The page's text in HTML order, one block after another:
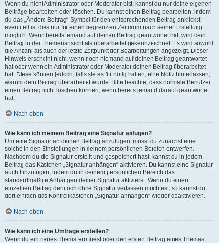
Wenn du nicht Administrator oder Moderator bist, kannst du nur deine eigenen
Beiträge bearbeiten oder löschen. Du kannst einen Beitrag bearbeiten, indem
du das „Ändere Beitrag“-Symbol für den entsprechenden Beitrag anklickst;
eventuell ist dies nur für einen begrenzten Zeitraum nach seiner Erstellung
möglich. Wenn bereits jemand auf deinen Beitrag geantwortet hat, wird dein
Beitrag in der Themenansicht als überarbeitet gekennzeichnet. Es wird sowohl
die Anzahl als auch der letzte Zeitpunkt der Bearbeitungen angezeigt. Dieser
Hinweis erscheint nicht, wenn noch niemand auf deinen Beitrag geantwortet
hat oder wenn ein Administrator oder Moderator deinen Beitrag überarbeitet
hat. Diese können jedoch, falls sie es für nötig halten, eine Notiz hinterlassen,
warum dein Beitrag überarbeitet wurde. Bitte beachte, dass normale Benutzer
einen Beitrag nicht löschen können, wenn bereits jemand darauf geantwortet
hat.
Nach oben
Wie kann ich meinem Beitrag eine Signatur anfügen?
Um eine Signatur an deinen Beitrag anzufügen, musst du zunächst eine
solche in den Einstellungen in deinem persönlichen Bereich entwerfen.
Nachdem du die Signatur erstellt und gespeichert hast, kannst du in jedem
Beitrag das Kästchen „Signatur anhängen“ aktivieren. Du kannst eine Signatur
auch hinzufügen, indem du in deinem persönlichen Bereich das
standardmäßige Anhängen deiner Signatur aktivierst. Wenn du einen
einzelnen Beitrag dennoch ohne Signatur verfassen möchtest, so kannst du
dort einfach das Kontrollkästchen „Signatur anhängen“ wieder deaktivieren.
Nach oben
Wie kann ich eine Umfrage erstellen?
Wenn du ein neues Thema eröffnest oder den ersten Beitrag eines Themas